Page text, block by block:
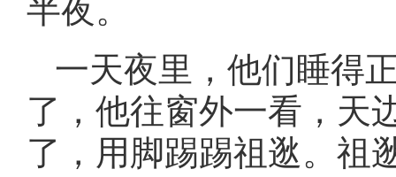
半夜。
一天夜里，他们睡得
了，他往窗外一看，天
了，用脚踢踢祖逖。祖